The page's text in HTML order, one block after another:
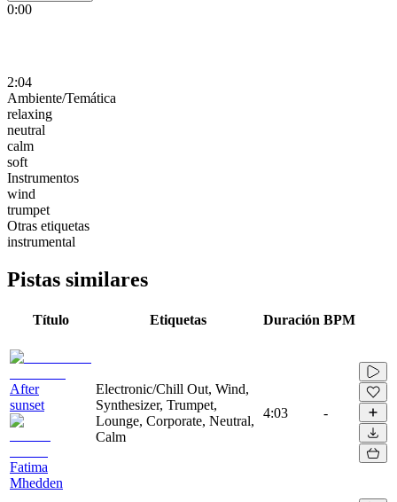
0:00
2:04
Ambiente/Temática
relaxing
neutral
calm
soft
Instrumentos
wind
trumpet
Otras etiquetas
instrumental
Pistas similares
Título Etiquetas Duración BPM
After
sunset
Fatima
Mhedden
Electronic/Chill Out, Wind,
Synthesizer, Trumpet,
Lounge, Corporate, Neutral,
Calm
4:03 -